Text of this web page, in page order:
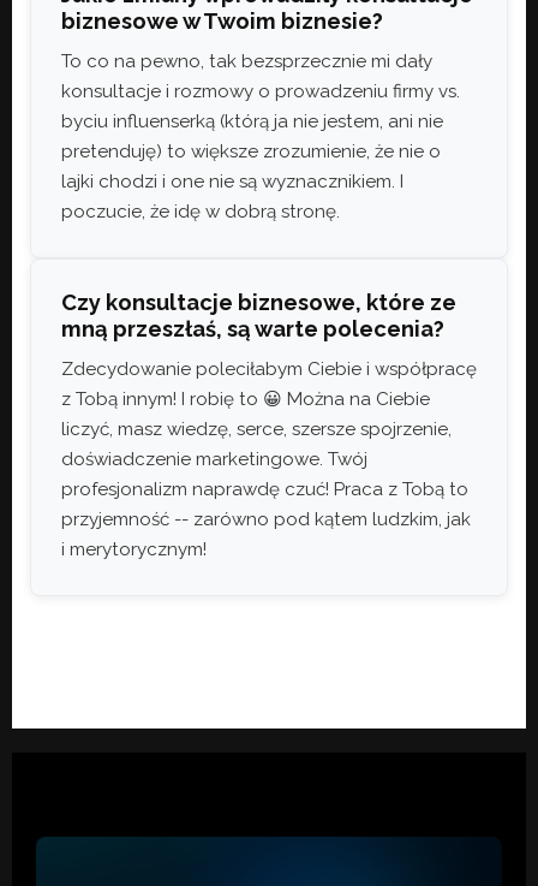
biznesowe w Twoim biznesie?
To co na pewno, tak bezsprzecznie mi dały
konsultacje i rozmowy o prowadzeniu firmy vs.
byciu influenserką (którą ja nie jestem, ani nie
pretenduję) to większe zrozumienie, że nie o
lajki chodzi i one nie są wyznacznikiem. I
poczucie, że idę w dobrą stronę.
Czy konsultacje biznesowe, które ze
mną przeszłaś, są warte polecenia?
Zdecydowanie poleciłabym Ciebie i współpracę
z Tobą innym! I robię to 😀 Można na Ciebie
liczyć, masz wiedzę, serce, szersze spojrzenie,
doświadczenie marketingowe. Twój
profesjonalizm naprawdę czuć! Praca z Tobą to
przyjemność -- zarówno pod kątem ludzkim, jak
i merytorycznym!